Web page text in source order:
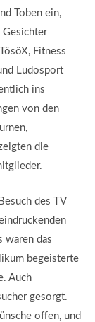
Toben ein,
Gesichter
Fitness
Ludosport
ins
von den
die
des TV
waren das
begeisterte
Auch
gesorgt.
offen, und